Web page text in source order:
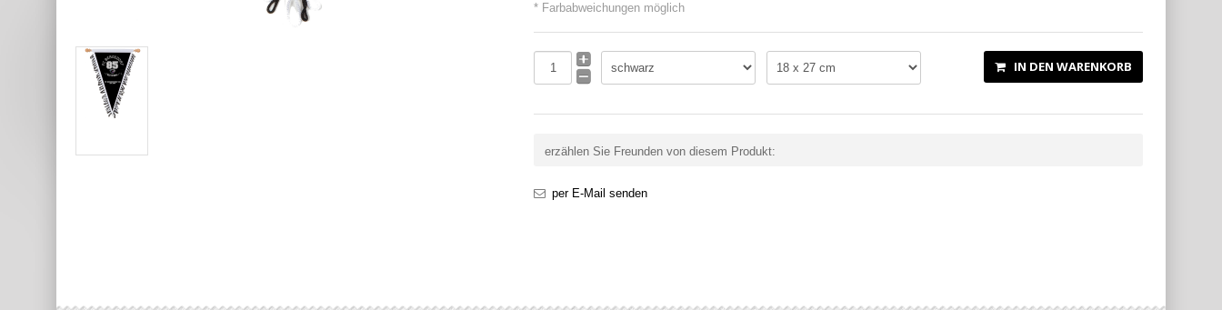
* Farbabweichungen möglich
IN DEN WARENKORB
erzählen Sie Freunden von diesem Produkt:
per E-Mail senden